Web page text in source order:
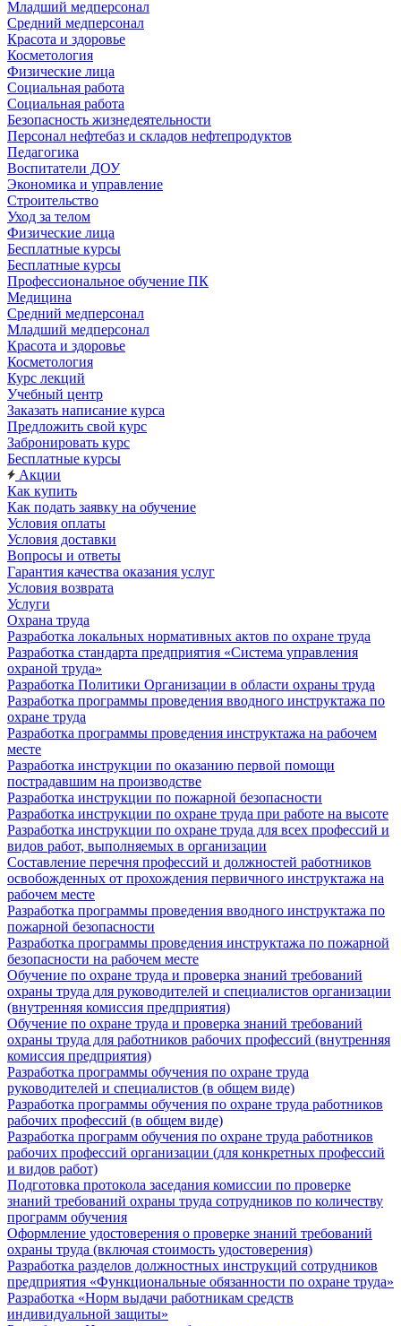
Младший медперсонал
Средний медперсонал
Красота и здоровье
Косметология
Физические лица
Социальная работа
Социальная работа
Безопасность жизнедеятельности
Персонал нефтебаз и складов нефтепродуктов
Педагогика
Воспитатели ДОУ
Экономика и управление
Строительство
Уход за телом
Физические лица
Бесплатные курсы
Бесплатные курсы
Профессиональное обучение ПК
Медицина
Средний медперсонал
Младший медперсонал
Красота и здоровье
Косметология
Курс лекций
Учебный центр
Заказать написание курса
Предложить свой курс
Забронировать курс
Бесплатные курсы
Акции
Как купить
Как подать заявку на обучение
Условия оплаты
Условия доставки
Вопросы и ответы
Гарантия качества оказания услуг
Условия возврата
Услуги
Охрана труда
Разработка локальных нормативных актов по охране труда
Разработка стандарта предприятия «Система управления
охраной труда»
Разработка Политики Организации в области охраны труда
Разработка программы проведения вводного инструктажа по
охране труда
Разработка программы проведения инструктажа на рабочем
месте
Разработка инструкции по оказанию первой помощи
пострадавшим на производстве
Разработка инструкции по пожарной безопасности
Разработка инструкции по охране труда при работе на высоте
Разработка инструкции по охране труда для всех профессий и
видов работ, выполняемых в организации
Составление перечня профессий и должностей работников
освобожденных от прохождения первичного инструктажа на
рабочем месте
Разработка программы проведения вводного инструктажа по
пожарной безопасности
Разработка программы проведения инструктажа по пожарной
безопасности на рабочем месте
Обучение по охране труда и проверка знаний требований
охраны труда для руководителей и специалистов организации
(внутренняя комиссия предприятия)
Обучение по охране труда и проверка знаний требований
охраны труда для работников рабочих профессий (внутренняя
комиссия предприятия)
Разработка программы обучения по охране труда
руководителей и специалистов (в общем виде)
Разработка программы обучения по охране труда работников
рабочих профессий (в общем виде)
Разработка программ обучения по охране труда работников
рабочих профессий организации (для конкретных профессий
и видов работ)
Подготовка протокола заседания комиссии по проверке
знаний требований охраны труда сотрудников по количеству
программ обучения
Оформление удостоверения о проверке знаний требований
охраны труда (включая стоимость удостоверения)
Разработка разделов должностных инструкций сотрудников
предприятия «Функциональные обязанности по охране труда»
Разработка «Норм выдачи работникам средств
индивидуальной защиты»